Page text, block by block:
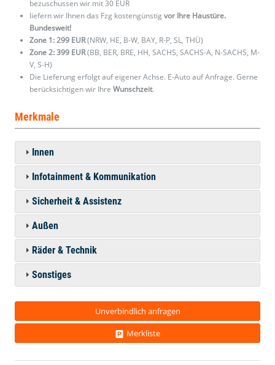
bezuschussen wir mit 30 EUR
liefern wir Ihnen das Fzg kostengünstig vor Ihre Haustüre.
Bundesweit!
Zone 1: 299 EUR(NRW, HE, B-W, BAY, R-P, SL, THÜ)
Zone 2: 399 EUR(BB, BER, BRE, HH, SACHS, SACHS-A, N-SACHS, M-
V, S-H)
Die Lieferung erfolgt auf eigener Achse. E-Auto auf Anfrage. Gerne
berücksichtigen wir Ihre Wunschzeit.
Merkmale
Innen
Infotainment & Kommunikation
Sicherheit & Assistenz
Außen
Räder & Technik
Sonstiges
Unverbindlich anfragen
Merkliste